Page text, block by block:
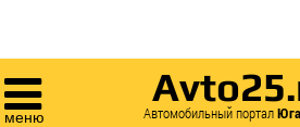

меню Автомобильный портал